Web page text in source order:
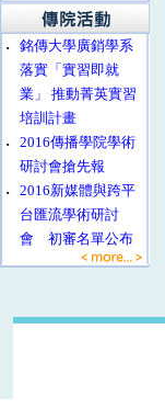
‧
銘傳大學廣銷學系
落實「實習即就
業」 推動菁英實習
培訓計畫
‧
2016傳播學院學術
研討會搶先報
‧
2016新媒體與跨平
台匯流學術研討
會 初審名單公布